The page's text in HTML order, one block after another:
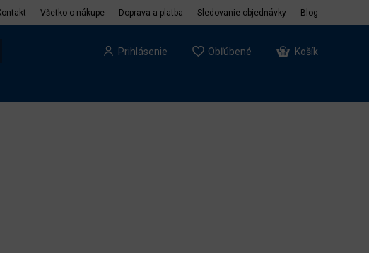
Všetko o nákupe Doprava a platba Sledovanie objednávky Blog
Prihlásenie Obľúbené Košík